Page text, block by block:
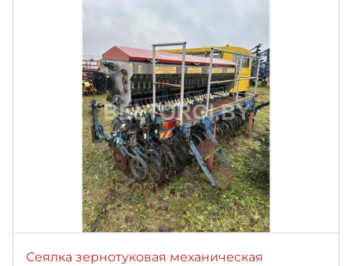
Сеялка зернотуковая механическая